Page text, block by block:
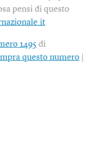
pensi di questo
1495 di
questo numero